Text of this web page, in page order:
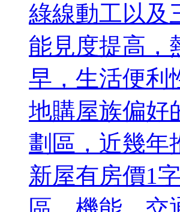
綠線動工以及
能見度提高，
早，生活便利
地購屋族偏好
劃區，近幾年
新屋有房價1